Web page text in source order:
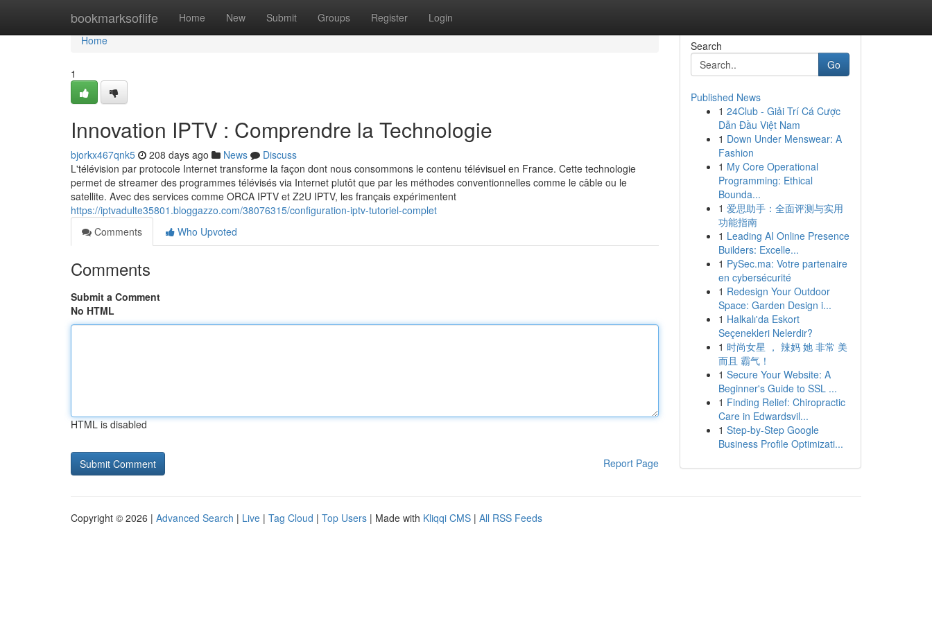
bookmarksoflife Home New Submit Groups Register Login
Home
Home
1
Innovation IPTV : Comprendre la Technologie
bjorkx467qnk5 208 days ago News
Discuss
L'télévision par protocole Internet transforme la façon dont nous consommons le contenu télévisuel en France. Cette technologie
permet de streamer des programmes télévisés via Internet plutôt que par les méthodes conventionnelles comme le câble ou le
satellite. Avec des services comme ORCA IPTV et Z2U IPTV, les français expérimentent
https://iptvadulte35801.bloggazzo.com/38076315/configuration-iptv-tutoriel-complet
Comments
Who Upvoted
Comments
Submit a Comment
No HTML
HTML is disabled
Report Page
Search
Go
Published News
1 24Club - Giải Trí Cá Cược
Dẫn Đầu Việt Nam
1 Down Under Menswear: A
Fashion
1 My Core Operational
Programming: Ethical
Bounda...
1 爱思助手：全面评测与实用
功能指南
1 Leading AI Online Presence
Builders: Excelle...
1 PySec.ma: Votre partenaire
en cybersécurité
1 Redesign Your Outdoor
Space: Garden Design i...
1 Halkalı'da Eskort
Seçenekleri Nelerdir?
1 时尚女星 ， 辣妈 她 非常 美
而且 霸气！
1 Secure Your Website: A
Beginner's Guide to SSL ...
1 Finding Relief: Chiropractic
Care in Edwardsvil...
1 Step-by-Step Google
Business Profile Optimizati...
Copyright © 2026 | Advanced Search | Live | Tag Cloud | Top Users | Made with Kliqqi CMS | All RSS Feeds